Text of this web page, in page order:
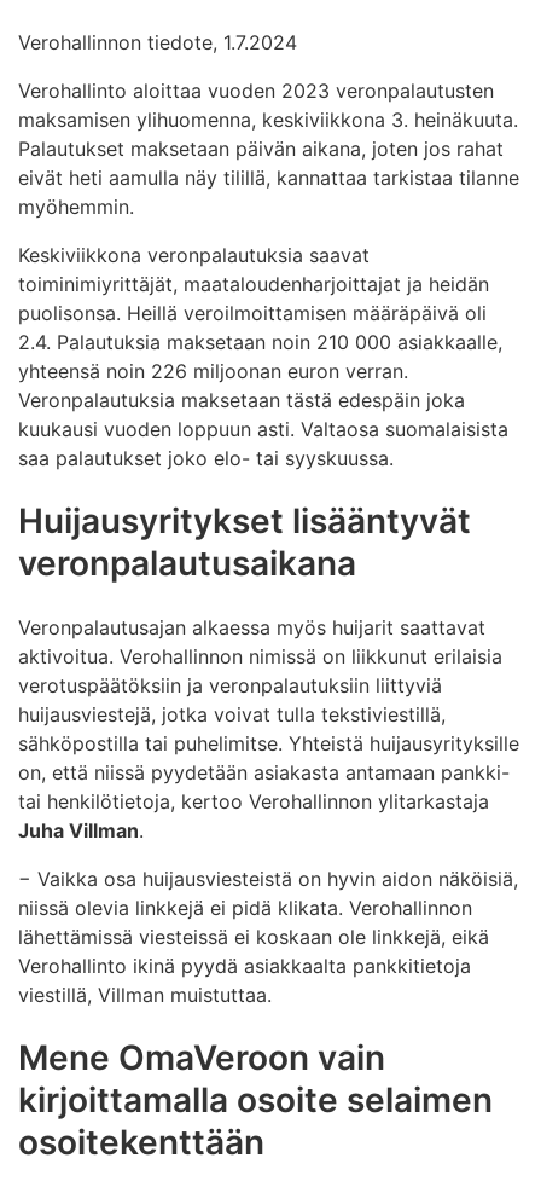
Verohallinnon tiedote, 1.7.2024
Verohallinto aloittaa vuoden 2023 veronpalautusten
maksamisen ylihuomenna, keskiviikkona 3. heinäkuuta.
Palautukset maksetaan päivän aikana, joten jos rahat
eivät heti aamulla näy tilillä, kannattaa tarkistaa tilanne
myöhemmin.
Keskiviikkona veronpalautuksia saavat
toiminimiyrittäjät, maataloudenharjoittajat ja heidän
puolisonsa. Heillä veroilmoittamisen määräpäivä oli
2.4. Palautuksia maksetaan noin 210 000 asiakkaalle,
yhteensä noin 226 miljoonan euron verran.
Veronpalautuksia maksetaan tästä edespäin joka
kuukausi vuoden loppuun asti. Valtaosa suomalaisista
saa palautukset joko elo- tai syyskuussa.
Huijausyritykset lisääntyvät
veronpalautusaikana
Veronpalautusajan alkaessa myös huijarit saattavat
aktivoitua. Verohallinnon nimissä on liikkunut erilaisia
verotuspäätöksiin ja veronpalautuksiin liittyviä
huijausviestejä, jotka voivat tulla tekstiviestillä,
sähköpostilla tai puhelimitse. Yhteistä huijausyrityksille
on, että niissä pyydetään asiakasta antamaan pankki-
tai henkilötietoja, kertoo Verohallinnon ylitarkastaja
Juha Villman.
− Vaikka osa huijausviesteistä on hyvin aidon näköisiä,
niissä olevia linkkejä ei pidä klikata. Verohallinnon
lähettämissä viesteissä ei koskaan ole linkkejä, eikä
Verohallinto ikinä pyydä asiakkaalta pankkitietoja
viestillä, Villman muistuttaa.
Mene OmaVeroon vain
kirjoittamalla osoite selaimen
osoitekenttään